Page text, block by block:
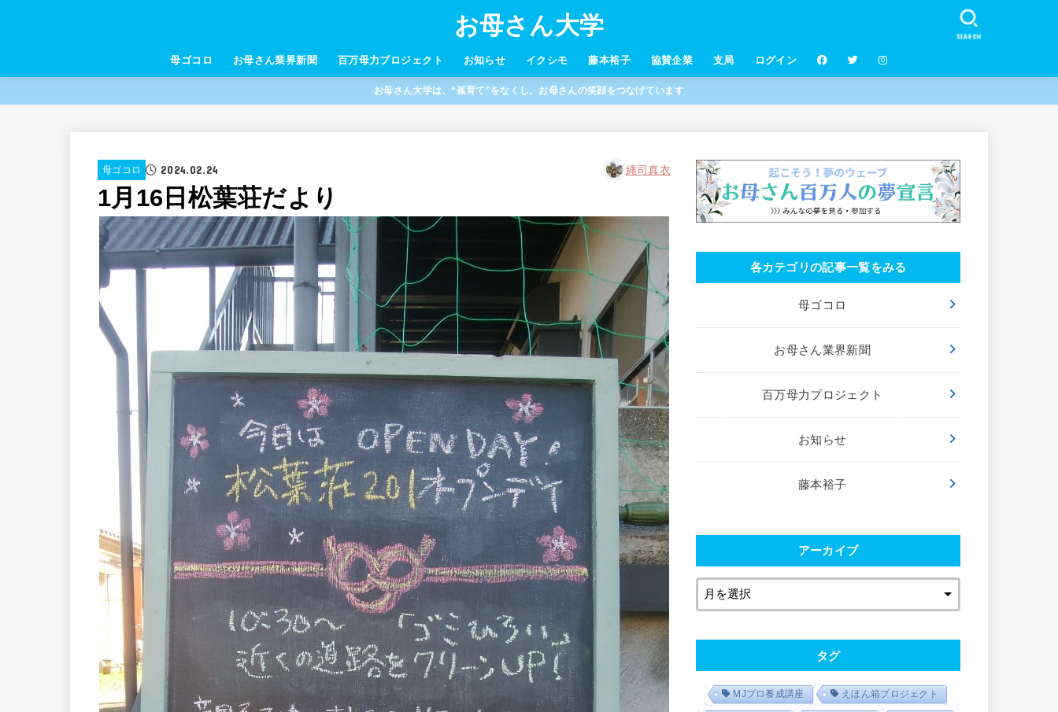
お母さん大学
母ゴコロ お母さん業界新聞 百万母力プロジェクト お知らせ イクシモ 藤本裕子 協賛企業 支局 ログイン
SEARCH
お母さん大学は、“孤育て”をなくし、お母さんの笑顔をつなげています
母ゴコロ 2024.02.24 縄司真衣
1月16日松葉荘だより
各カテゴリの記事一覧をみる
母ゴコロ
お母さん業界新聞
百万母力プロジェクト
お知らせ
藤本裕子
アーカイブ
タグ
MJプロ養成講座 えほん箱プロジェクト